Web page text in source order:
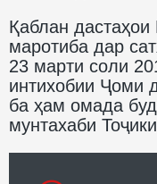
Қаблан дастаҳои
маротиба дар
23 марти соли
интихобии Ҷоми
ба ҳам омада
мунтахаби